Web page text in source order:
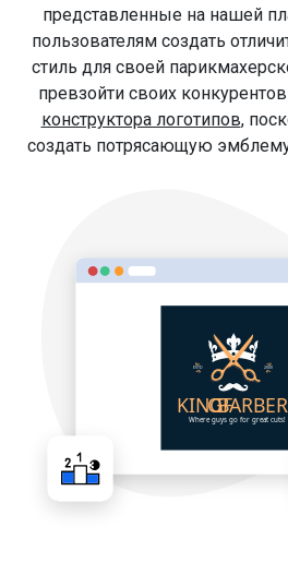
представленные на нашей
пользователям создать
стиль для своей
превзойти своих
конструктора логотипов,
создать потрясающую